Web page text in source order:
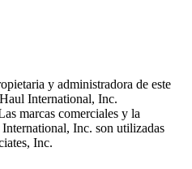
y administradora de este
International, Inc.
marcas comerciales y la
International, Inc. son utilizadas
Inc.